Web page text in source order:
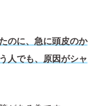
のに、急に頭皮のか
人でも、原因がシャ